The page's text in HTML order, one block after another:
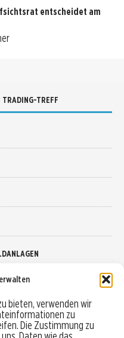
bieten, verwenden wir
zu
Die Zustimmung zu
entscheidet am
TRADING-TREFF